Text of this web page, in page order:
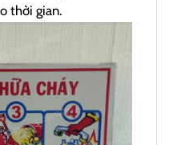
thời gian.